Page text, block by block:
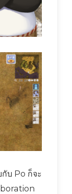
บ Po ก็จะ